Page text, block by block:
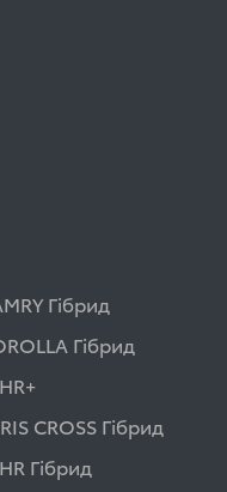
Гібрид
Гібрид
CROSS Гібрид
Гібрид